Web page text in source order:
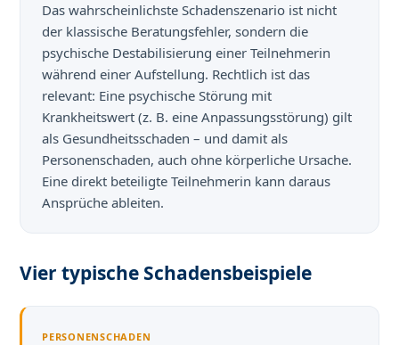
Das wahrscheinlichste Schadenszenario ist nicht
der klassische Beratungsfehler, sondern die
psychische Destabilisierung einer Teilnehmerin
während einer Aufstellung. Rechtlich ist das
relevant: Eine psychische Störung mit
Krankheitswert (z. B. eine Anpassungsstörung) gilt
als Gesundheitsschaden – und damit als
Personenschaden, auch ohne körperliche Ursache.
Eine direkt beteiligte Teilnehmerin kann daraus
Ansprüche ableiten.
Vier typische Schadensbeispiele
PERSONENSCHADEN